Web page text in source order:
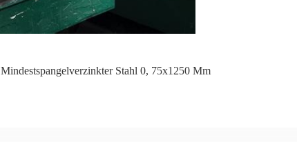
Mindestspangelverzinkter Stahl 0, 75x1250 Mm